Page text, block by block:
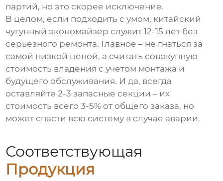
партий, но это скорее исключение.
В целом, если подходить с умом, китайский
чугунный экономайзер служит 12-15 лет без
серьезного ремонта. Главное – не гнаться за
самой низкой ценой, а считать совокупную
стоимость владения с учетом монтажа и
будущего обслуживания. И да, всегда
оставляйте 2-3 запасные секции – их
стоимость всего 3-5% от общего заказа, но
может спасти всю систему в случае аварии.
Соответствующая
Продукция